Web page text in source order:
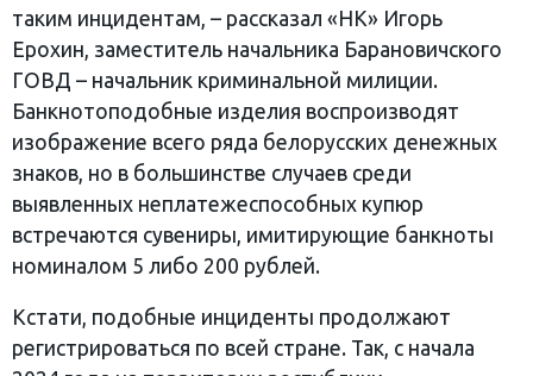
таким инцидентам, – рассказал «НК» Игорь
Ерохин, заместитель начальника Барановичского
ГОВД – начальник криминальной милиции.
Банкнотоподобные изделия воспроизводят
изображение всего ряда белорусских денежных
знаков, но в большинстве случаев среди
выявленных неплатежеспособных купюр
встречаются сувениры, имитирующие банкноты
номиналом 5 либо 200 рублей.
Кстати, подобные инциденты продолжают
регистрироваться по всей стране. Так, с начала